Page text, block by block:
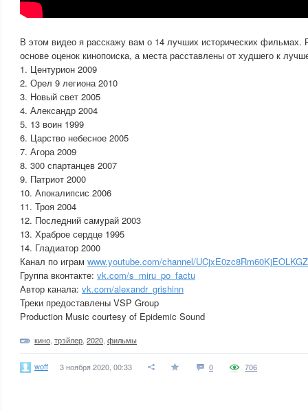
В этом видео я расскажу вам о 14 лучших исторических фильмах.
основе оценок кинопоиска, а места расставлены от худшего к
1. Центурион 2009
2. Орел 9 легиона 2010
3. Новый свет 2005
4. Александр 2004
5. 13 воин 1999
6. Царство небесное 2005
7. Агора 2009
8. 300 спартанцев 2007
9. Патриот 2000
10. Апокалипсис 2006
11. Троя 2004
12. Последний самурай 2003
13. Храброе сердце 1995
14. Гладиатор 2000
Канал по играм www.youtube.com/channel/
Группа вконтакте: vk.com/s_miru_po_factu
Автор канала: vk.com/alexandr_grishinn
Треки предоставлены VSP Group
Production Music courtesy of Epidemic Sound
кино трэйлер 2020 фильмы
woff 3 ноября 2020, 00:33 0 706